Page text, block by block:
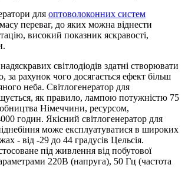
для оптоволоконних систем
переваг, до яких можна віднести
високий показник яскравості,
світлодіодів здатні створювати
за рахунок чого досягається ефект більш
неба. Світлогенератор для
як правило, лампою потужністю 75
Німеччини, ресурсом,
годин. Якісний світлогенератор для
може експлуатуватися в широких
- від -29 до 44 градусів Цельсія.
під живлення від побутової
220В (напруга), 50 Гц (частота